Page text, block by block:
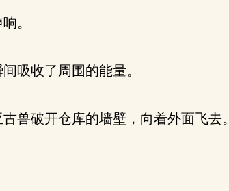
。
吸收了周围的能量。
兽破开仓库的墙壁，向着外面飞去。